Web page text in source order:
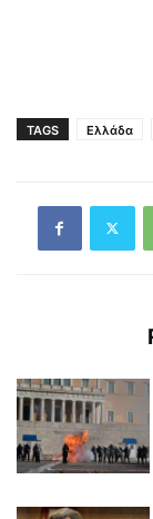
TAGS Ελλάδα